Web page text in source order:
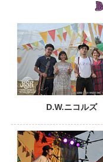
D.W.ニコルズ
PHOTO
PHOTO